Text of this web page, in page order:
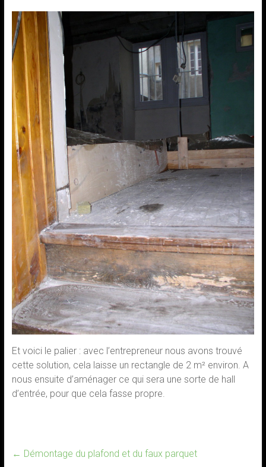
Et voici le palier : avec l’entrepreneur nous avons trouvé
cette solution, cela laisse un rectangle de 2 m² environ. A
nous ensuite d’aménager ce qui sera une sorte de hall
d’entrée, pour que cela fasse propre.
← Démontage du plafond et du faux parquet